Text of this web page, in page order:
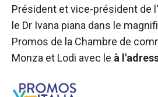
Président et vice-président de
le Dr Ivana piana dans le
Promos de la Chambre de
Monza et Lodi avec le à